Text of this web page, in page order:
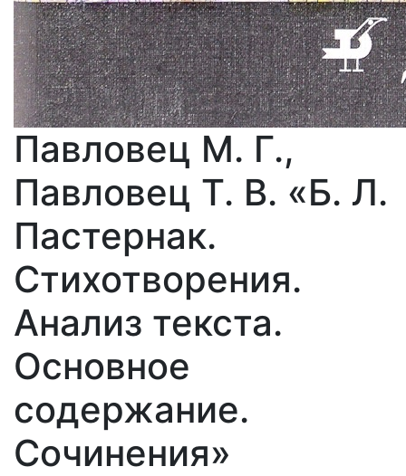
Павловец М. Г.,
Павловец Т. В. «Б. Л.
Пастернак.
Стихотворения.
Анализ текста.
Основное
содержание.
Сочинения»